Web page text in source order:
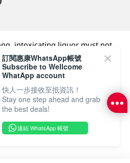
intoxicating liquor must not
(under 18) in the course of
中，向未成年人 (18 歲以下人士)
零售集團
The Dairy Farm Company
訂閱惠康WhatsApp帳號
Subscribe to Wellcome
WhatApp account
快人一步接收至抵資訊！
Stay one step ahead and grab
the best deals!
連結 WhatsApp 帳號